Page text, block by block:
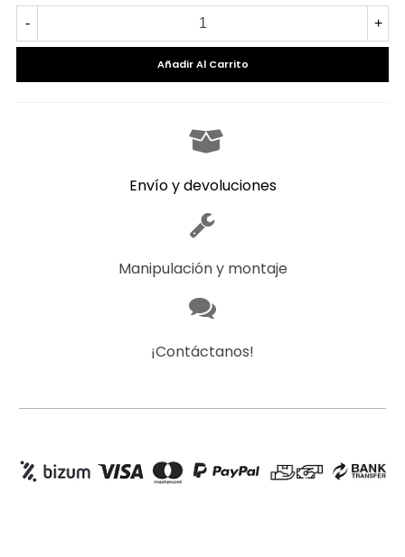
- +
Añadir Al Carrito
Envío y devoluciones
Manipulación y montaje
¡Contáctanos!